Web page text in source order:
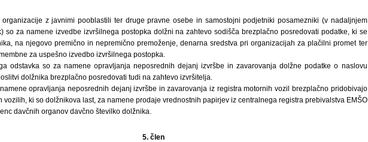
organizacije z javnimi pooblastili ter druge pravne osebe in samostojni podjetniki posamezniki (v nadaljnjem
so za namene izvedbe izvršilnega postopka dolžni na zahtevo sodišča brezplačno posredovati podatke, ki se
na njegovo premično in nepremično premoženje, denarna sredstva pri organizacijah za plačilni promet ter
za uspešno izvedbo izvršilnega postopka.
odstavka so za namene opravljanja neposrednih dejanj izvršbe in zavarovanja dolžne podatke o naslovu
dolžnika brezplačno posredovati tudi na zahtevo izvršitelja.
opravljanja neposrednih dejanj izvršbe in zavarovanja iz registra motornih vozil brezplačno pridobivajo
vozilih, ki so dolžnikova last, za namene prodaje vrednostnih papirjev iz centralnega registra prebivalstva EMŠO
davčnih organov davčno številko dolžnika.
5. člen